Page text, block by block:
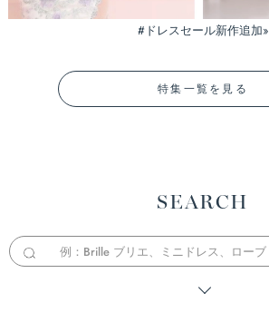
#ドレスセール新作追加»
特集一覧を見る
SEARCH